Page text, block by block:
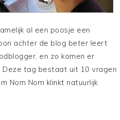
al een poosje een
achter de blog beter leert
en zo komen er
Deze tag bestaat uit 10 vragen
Nom Nom klinkt natuurlijk